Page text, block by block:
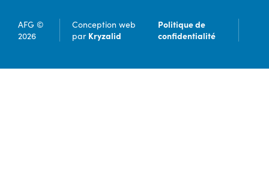
AFG ©
2026
Conception web
par Kryzalid
Politique de
confidentialité